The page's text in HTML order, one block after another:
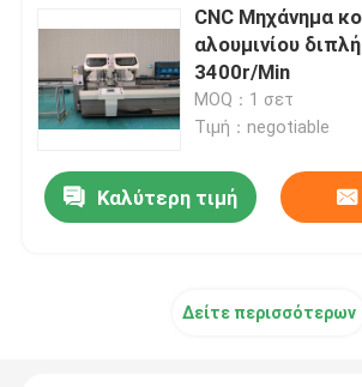
Μας ελάτε σε επαφή με
Ζητήστε ένα απόσπασμα
CNC Μηχάνημα
αλουμινίου
3400r/Min
MOQ：1 σετ
Τιμή：negotiable
Καλύτερη τιμή
Δείτε περισσότερων